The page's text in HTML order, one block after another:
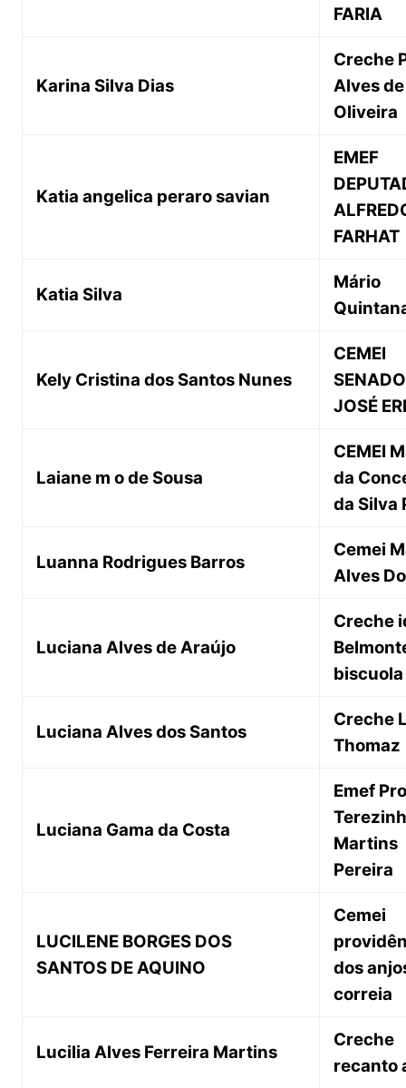
FARIA
Karina Silva Dias
Creche
Alves de
Oliveira
Katia angelica peraro savian
EMEF
FARHAT
Katia Silva
Mário
Kely Cristina dos Santos Nunes
CEMEI
JOSÉ
Laiane m o de Sousa
CEMEI
da
da Silva
Luanna Rodrigues Barros
Cemei
Alves
Luciana Alves de Araújo
Creche
biscuola
Luciana Alves dos Santos
Creche
Thomaz
Luciana Gama da Costa
Emef
Martins
Pereira
LUCILENE BORGES DOS
SANTOS DE AQUINO
Cemei
dos
correia
Lucilia Alves Ferreira Martins
Creche
recanto